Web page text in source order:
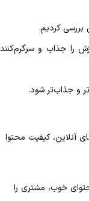
کردیم.
را جذاب و
و جذاب‌تر شود.
آنلاین، کیفیت محتوا
خوب، مشتری را